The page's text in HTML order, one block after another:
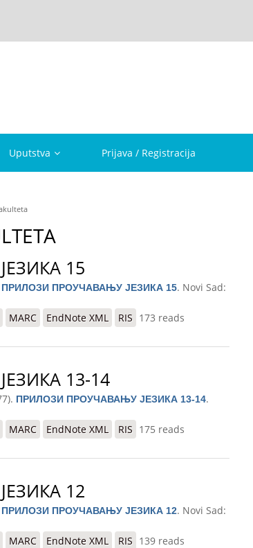
Uputstva Prijava / Registracija
15
ПРИЛОЗИ ПРОУЧАВАЊУ ЈЕЗИКА 15. Novi Sad:
MARC EndNote XML RIS 173 reads
13-14
ПРИЛОЗИ ПРОУЧАВАЊУ ЈЕЗИКА 13-14.
MARC EndNote XML RIS 175 reads
12
ПРИЛОЗИ ПРОУЧАВАЊУ ЈЕЗИКА 12. Novi Sad:
MARC EndNote XML RIS 139 reads